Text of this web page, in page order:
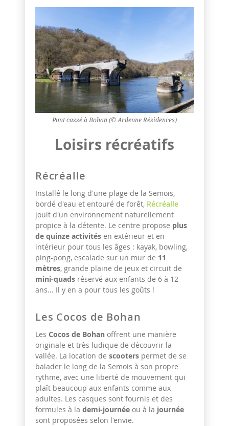
Pont cassé à Bohan (© Ardenne Résidences)
Loisirs récréatifs
Récréalle
Installé le long d'une plage de la Semois,
bordé d'eau et entouré de forêt, Récréalle
jouit d'un environnement naturellement
propice à la détente. Le centre propose plus
de quinze activités en extérieur et en
intérieur pour tous les âges : kayak, bowling,
ping-pong, escalade sur un mur de 11
mètres, grande plaine de jeux et circuit de
mini-quads réservé aux enfants de 6 à 12
ans... Il y en a pour tous les goûts !
Les Cocos de Bohan
Les Cocos de Bohan offrent une manière
originale et très ludique de découvrir la
vallée. La location de scooters permet de se
balader le long de la Semois à son propre
rythme, avec une liberté de mouvement qui
plaît beaucoup aux enfants comme aux
adultes. Les casques sont fournis et des
formules à la demi-journée ou à la journée
sont proposées selon l'envie.